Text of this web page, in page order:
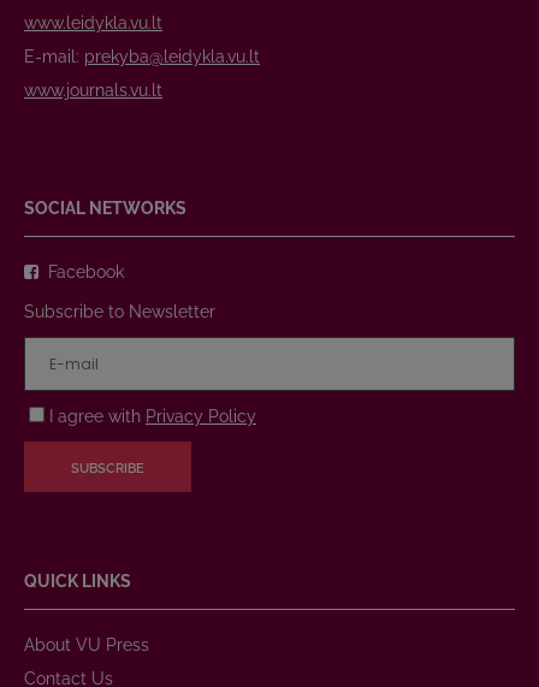
www.leidykla.vu.lt
E-mail: prekyba@leidykla.vu.lt
www.journals.vu.lt
SOCIAL NETWORKS
Facebook
Subscribe to Newsletter
I agree with Privacy Policy
SUBSCRIBE
QUICK LINKS
About VU Press
Contact Us